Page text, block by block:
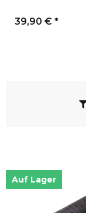
39,90 € *
Auf Lager